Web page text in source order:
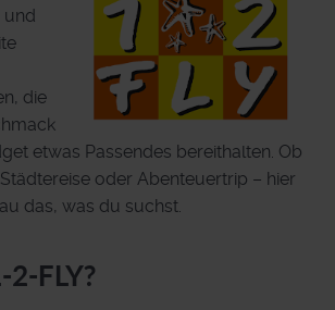
und
die
etwas Passendes bereithalten. Ob
oder Abenteuertrip – hier
das, was du suchst.
FLY?